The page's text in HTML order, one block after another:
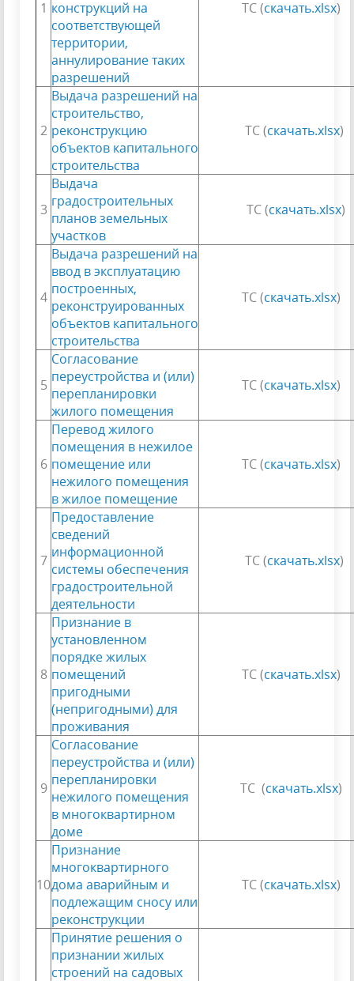
1 конструкций на
соответствующей
территории,
аннулирование таких
разрешений
ТС (скачать.xlsx)
2
Выдача разрешений на
строительство,
реконструкцию
объектов капитального
строительства
ТС (скачать.xlsx)
3
Выдача
градостроительных
планов земельных
участков
ТС (скачать.xlsx)
4
Выдача разрешений на
ввод в эксплуатацию
построенных,
реконструированных
объектов капитального
строительства
ТС (скачать.xlsx)
5
Согласование
переустройства и (или)
перепланировки
жилого помещения
ТС (скачать.xlsx)
6
Перевод жилого
помещения в нежилое
помещение или
нежилого помещения
в жилое помещение
ТС (скачать.xlsx)
7
Предоставление
сведений
информационной
системы обеспечения
градостроительной
деятельности
ТС (скачать.xlsx)
8
Признание в
установленном
порядке жилых
помещений
пригодными
(непригодными) для
проживания
ТС (скачать.xlsx)
9
Согласование
переустройства и (или)
перепланировки
нежилого помещения
в многоквартирном
доме
ТС (скачать.xlsx)
10
Признание
многоквартирного
дома аварийным и
подлежащим сносу или
реконструкции
ТС (скачать.xlsx)
Принятие решения о
признании жилых
строений на садовых